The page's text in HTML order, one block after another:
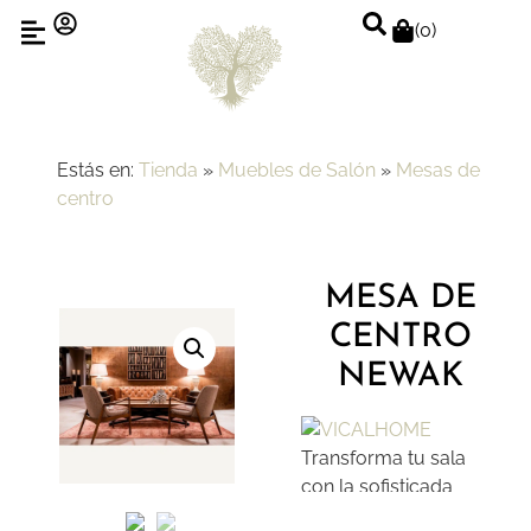
(0)
Estás en: Tienda » Muebles de Salón » Mesas de
centro
MESA DE
CENTRO
NEWAK
Transforma tu sala
con la sofisticada